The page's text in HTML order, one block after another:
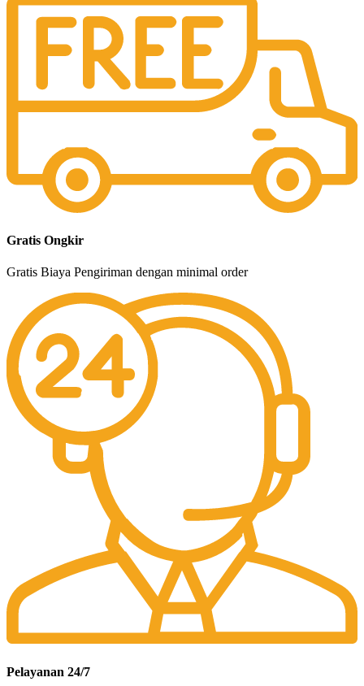
Gratis Ongkir
Gratis Biaya Pengiriman dengan minimal order
Pelayanan 24/7